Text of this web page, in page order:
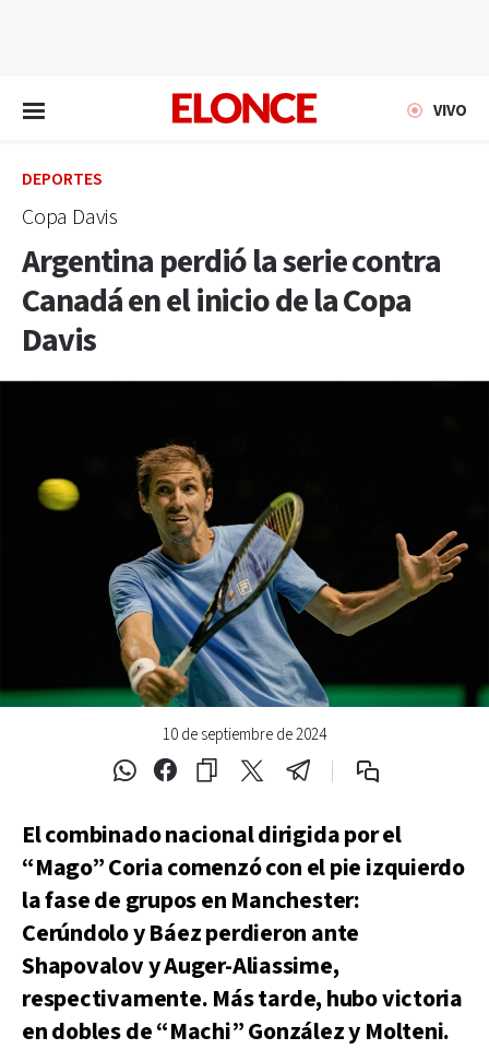
VIVO
DEPORTES
Copa Davis
Argentina perdió la serie contra
Canadá en el inicio de la Copa
Davis
10 de septiembre de 2024
El combinado nacional dirigida por el
“Mago” Coria comenzó con el pie izquierdo
la fase de grupos en Manchester:
Cerúndolo y Báez perdieron ante
Shapovalov y Auger-Aliassime,
respectivamente. Más tarde, hubo victoria
en dobles de “Machi” González y Molteni.